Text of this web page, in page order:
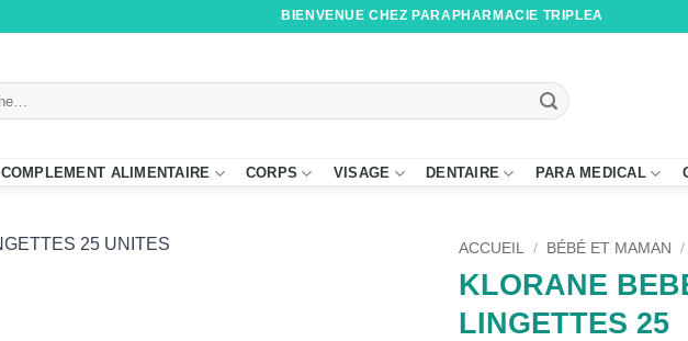
BIENVENUE CHEZ PARAPHARMACIE TRIPLEA
COMPLEMENT ALIMENTAIRE CORPS VISAGE DENTAIRE PARA MEDICAL
ACCUEIL / BÉBÉ ET MAMAN /
KLORANE
LINGETTES 25